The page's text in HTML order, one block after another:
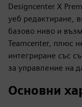
Designcenter X
уеб редактиране,
базово ниво и
Teamcenter, плюс
интегриране със
за управление на
Основни